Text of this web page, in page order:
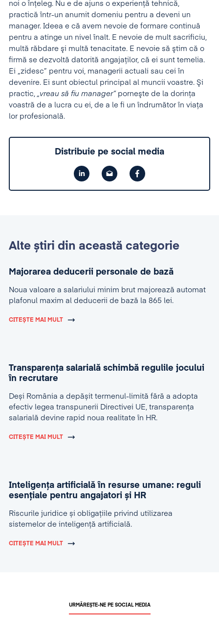
noi o înţeleg. Nu e de ajuns o experienţă tehnică,
practică într-un anumit domeniu pentru a deveni un
manager. Ideea e că avem nevoie de formare continuă
pentru a atinge un nivel înalt. E nevoie de mult sacrificiu,
multă răbdare şi multă tenacitate. E nevoie să ştim că o
firmă se dezvoltă datorită angajaţilor, că ei sunt temelia.
Ei „zidesc” pentru voi, managerii actuali sau cei în
devenire. Ei sunt obiectul principal al muncii voastre. Şi
practic, „vreau să fiu manager” porneşte de la dorinţa
voastră de a lucra cu ei, de a le fi un îndrumător în viaţa
lor profesională.
Distribuie pe social media
Alte știri din această categorie
Majorarea deducerii personale de bază
Noua valoare a salariului minim brut majorează automat
plafonul maxim al deducerii de bază la 865 lei.
CITEȘTE MAI MULT
Transparența salarială schimbă regulile jocului
în recrutare
Deși România a depășit termenul-limită fără a adopta
efectiv legea transpunerii Directivei UE, transparența
salarială devine rapid noua realitate în HR.
CITEȘTE MAI MULT
Inteligența artificială în resurse umane: reguli
esențiale pentru angajatori și HR
Riscurile juridice și obligațiile privind utilizarea
sistemelor de inteligență artificială.
CITEȘTE MAI MULT
URMĂREȘTE-NE PE SOCIAL MEDIA